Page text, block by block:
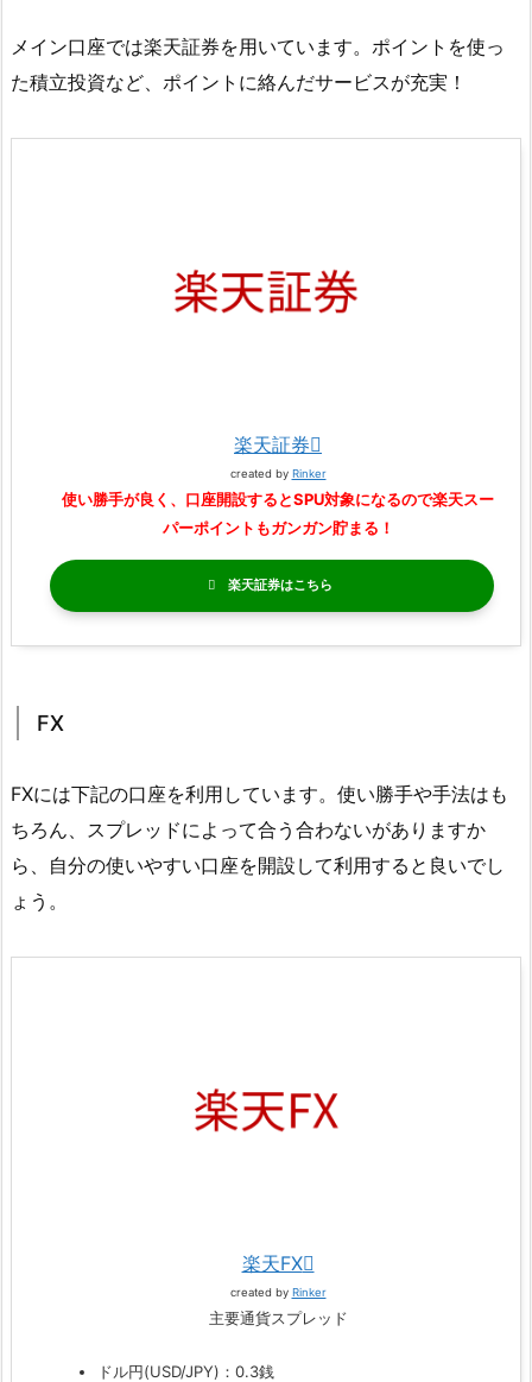
メイン口座では楽天証券を用いています。ポイントを使っ
た積立投資など、ポイントに絡んだサービスが充実！
楽天証券
created by Rinker
使い勝手が良く、口座開設するとSPU対象になるので楽天スー
パーポイントもガンガン貯まる！
楽天証券
FX
FXには下記の口座を利用しています。使い勝手や手法はも
ちろん、スプレッドによって合う合わないがありますか
ら、自分の使いやすい口座を開設して利用すると良いでし
ょう。
楽天FX
created by Rinker
主要通貨スプレッド
ドル円(USD/JPY)：0.3銭